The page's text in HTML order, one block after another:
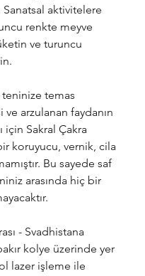
Sanatsal aktivitelere
renkte meyve
ve turuncu
teninize temas
arzulanan faydanın
için Sakral Çakra
koruyucu, vernik, cila
Bu sayede saf
arasında hiç bir
- Svadhistana
kolye üzerinde yer
lazer işleme ile